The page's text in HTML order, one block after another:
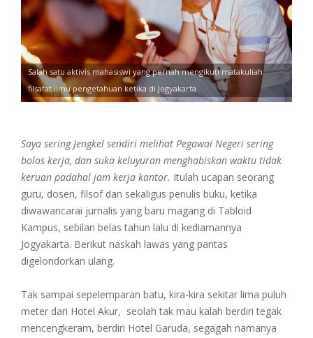
Salah satu aktivis mahasiswi yang pernah mengikuti matakuliah
filsafat ilmu pengetahuan ketika di Jogyakarta
Saya sering Jengkel sendiri melihat Pegawai Negeri sering
bolos kerja, dan suka keluyuran menghabiskan waktu tidak
keruan padahal jam kerja kantor. Itulah ucapan seorang
guru, dosen, filsof dan sekaligus penulis buku, ketika
diwawancarai jurnalis yang baru magang di Tabloid
Kampus, sebilan belas tahun lalu di kediamannya
Jogyakarta. Berikut naskah lawas yang pantas
digelondorkan ulang.
Tak sampai sepelemparan batu, kira-kira sekitar lima puluh
meter dari Hotel Akur, seolah tak mau kalah berdiri tegak
mencengkeram, berdiri Hotel Garuda, segagah namanya